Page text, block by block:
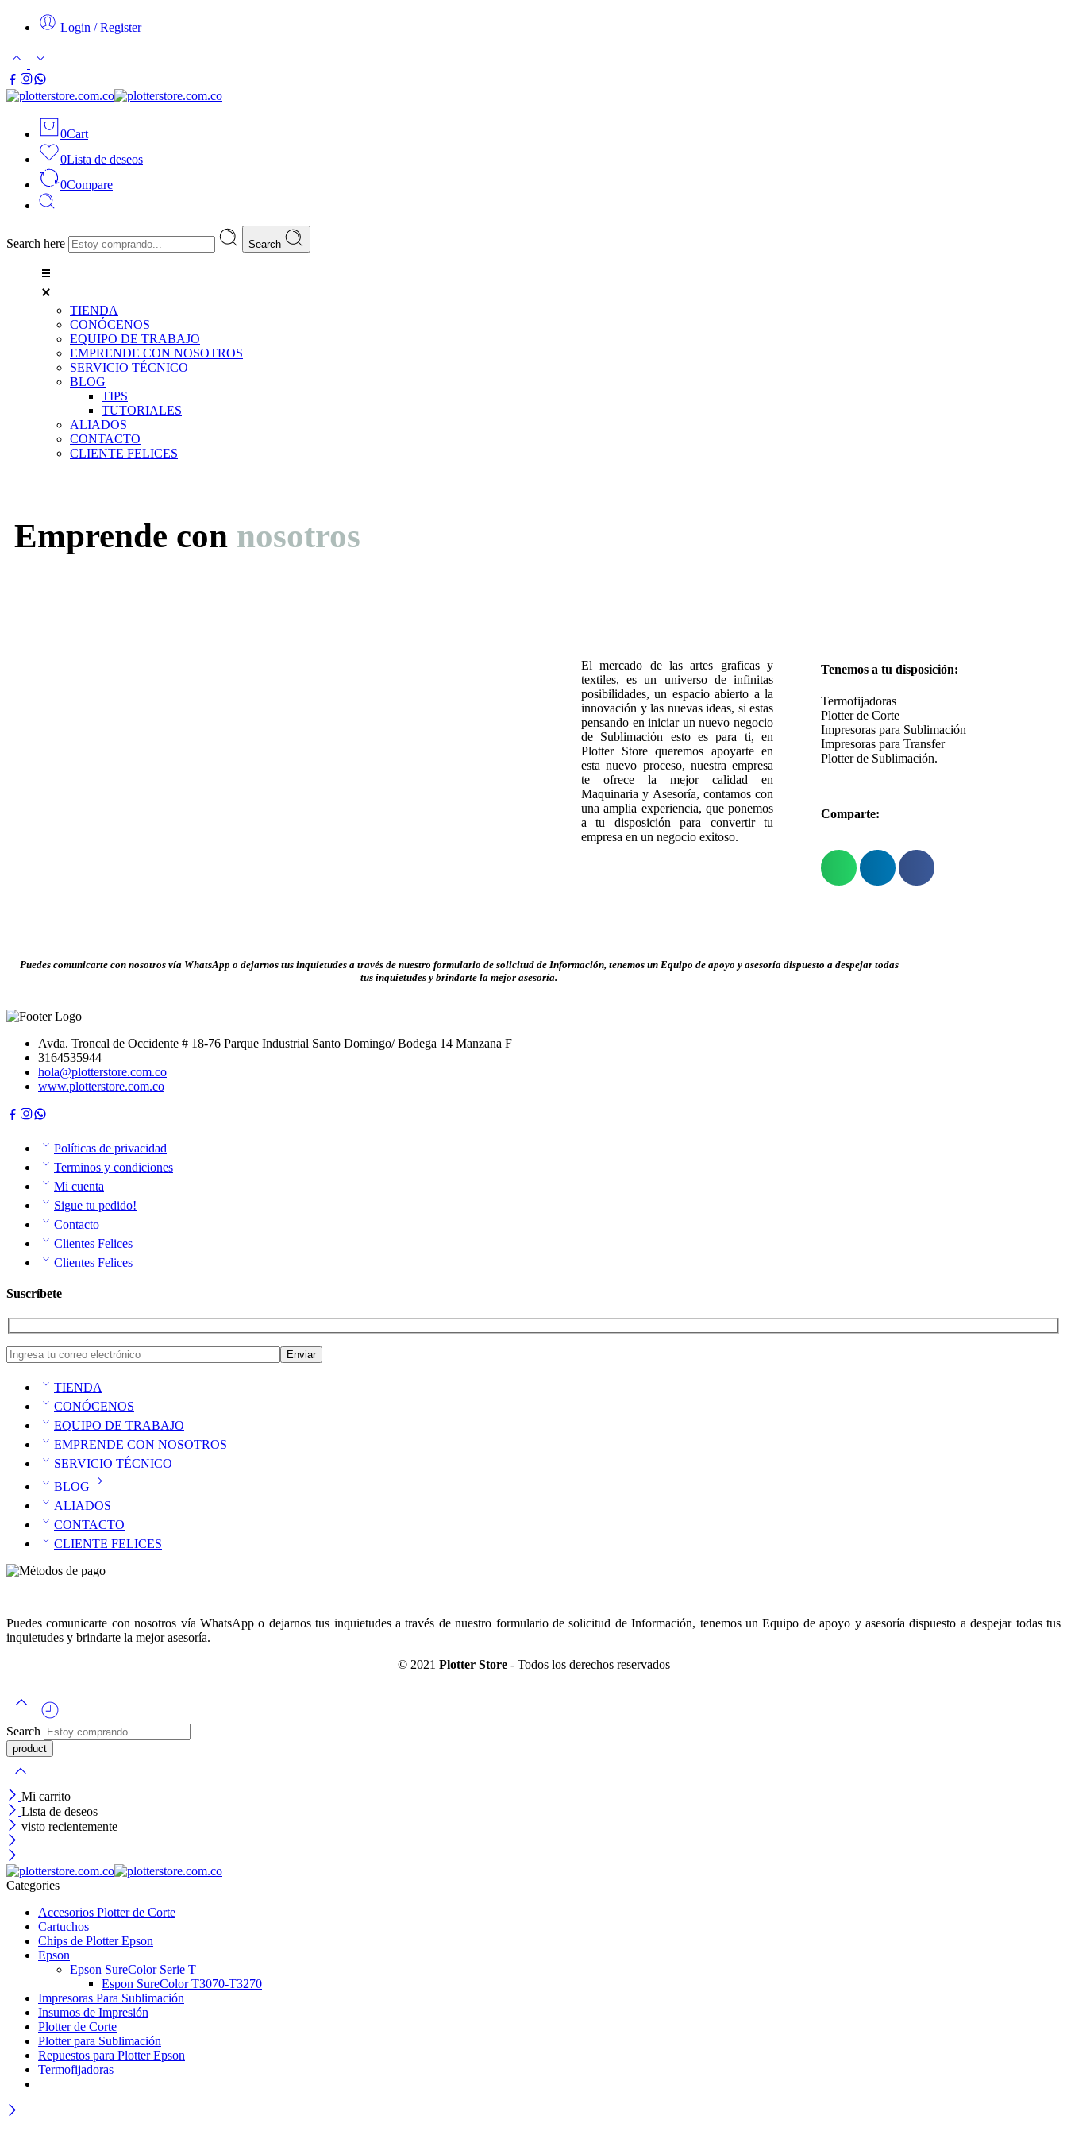
Login / Register
0Cart
0Lista de deseos
0Compare
Search here Search
TIENDA
CONÓCENOS
EQUIPO DE TRABAJO
EMPRENDE CON NOSOTROS
SERVICIO TÉCNICO
BLOG
TIPS
TUTORIALES
ALIADOS
CONTACTO
CLIENTE FELICES
Emprende con nosotros
El mercado de las artes graficas y
textiles, es un universo de infinitas
posibilidades, un espacio abierto a la
innovación y las nuevas ideas, si estas
pensando en iniciar un nuevo negocio
de Sublimación esto es para ti, en
Plotter Store queremos apoyarte en
esta nuevo proceso, nuestra empresa
te ofrece la mejor calidad en
Maquinaria y Asesoría, contamos con
una amplia experiencia, que ponemos
a tu disposición para convertir tu
empresa en un negocio exitoso.
Tenemos a tu disposición:
Termofijadoras
Plotter de Corte
Impresoras para Sublimación
Impresoras para Transfer
Plotter de Sublimación.
Comparte:
Puedes comunicarte con nosotros vía WhatsApp o dejarnos tus inquietudes a través de nuestro formulario de solicitud de Información, tenemos un Equipo de apoyo y asesoría dispuesto a despejar todas
tus inquietudes y brindarte la mejor asesoría.
Avda. Troncal de Occidente # 18-76 Parque Industrial Santo Domingo/ Bodega 14 Manzana F
3164535944
hola@plotterstore.com.co
www.plotterstore.com.co
Políticas de privacidad
Terminos y condiciones
Mi cuenta
Sigue tu pedido!
Contacto
Clientes Felices
Clientes Felices
Suscríbete
TIENDA
CONÓCENOS
EQUIPO DE TRABAJO
EMPRENDE CON NOSOTROS
SERVICIO TÉCNICO
BLOG
ALIADOS
CONTACTO
CLIENTE FELICES
Puedes comunicarte con nosotros vía WhatsApp o dejarnos tus inquietudes a través de nuestro formulario de solicitud de Información, tenemos un Equipo de apoyo y asesoría dispuesto a despejar todas tus
inquietudes y brindarte la mejor asesoría.
© 2021 Plotter Store- Todos los derechos reservados
Search
Mi carrito
Lista de deseos
visto recientemente
Categories
Accesorios Plotter de Corte
Cartuchos
Chips de Plotter Epson
Epson
Epson SureColor Serie T
Espon SureColor T3070-T3270
Impresoras Para Sublimación
Insumos de Impresión
Plotter de Corte
Plotter para Sublimación
Repuestos para Plotter Epson
Termofijadoras